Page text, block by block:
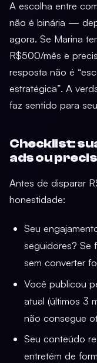
A escolha entre
não é binária —
agora. Se Marina
R$500/mês e
resposta não é
estratégica”. A
faz sentido para
Checklist:
ads ou
Antes de disparar
honestidade:
Seu
seguidores? Se
sem converter
Você publicou
atual (últimos 3
não consegue
Seu conteúdo
entretém de